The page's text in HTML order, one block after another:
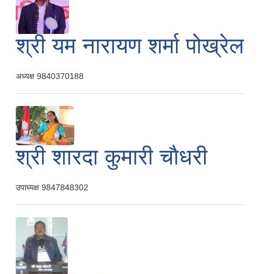
श्री यम नारायण शर्मा पोख्रेल
अध्यक्ष 9840370188
श्री शारदा कुमारी चाैधरी
उपाध्यक्ष 9847848302